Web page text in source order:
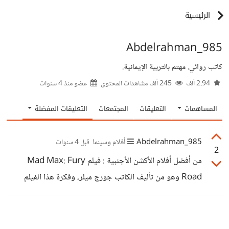
الرئيسية
Abdelrahman_985
كاتب روائي. مهتم بالتربية الإيمانية.
عضو منذ4 سنوات
المساهمات التعليقات المجتمعات التعليقات المفضلة
2
Abdelrahman_985 أفلام وسينما قبل 4 سنوات
من أفضل أفلام الأكشن الأجنبية : فيلم Mad Max: Fury
Road وهو من تأليف الكاتب جورج ميلر، وفكرة هذا الفيلم
مثيرة للجدل حيث أن الأحداث تدور بعد نهاية العالم، وتم اطلاق